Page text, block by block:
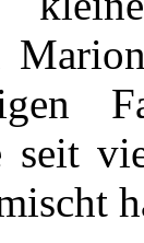
seit